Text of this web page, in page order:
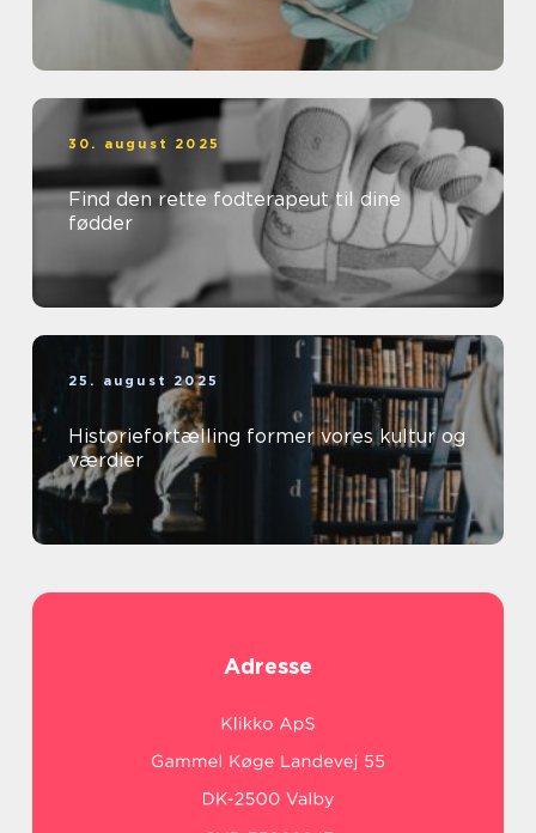
30. august 2025
Find den rette fodterapeut til dine
fødder
25. august 2025
Historiefortælling former vores kultur og
værdier
Adresse